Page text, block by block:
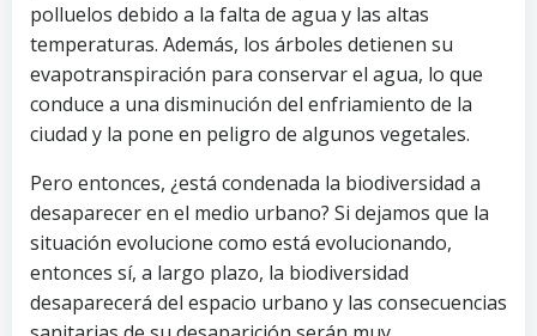
polluelos debido a la falta de agua y las altas
temperaturas. Además, los árboles detienen su
evapotranspiración para conservar el agua, lo que
conduce a una disminución del enfriamiento de la
ciudad y la pone en peligro de algunos vegetales.
Pero entonces, ¿está condenada la biodiversidad a
desaparecer en el medio urbano? Si dejamos que la
situación evolucione como está evolucionando,
entonces sí, a largo plazo, la biodiversidad
desaparecerá del espacio urbano y las consecuencias